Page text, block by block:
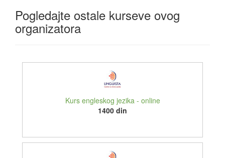
Pogledajte ostale kurseve ovog
organizatora
Kurs engleskog jezika - online
1400 din